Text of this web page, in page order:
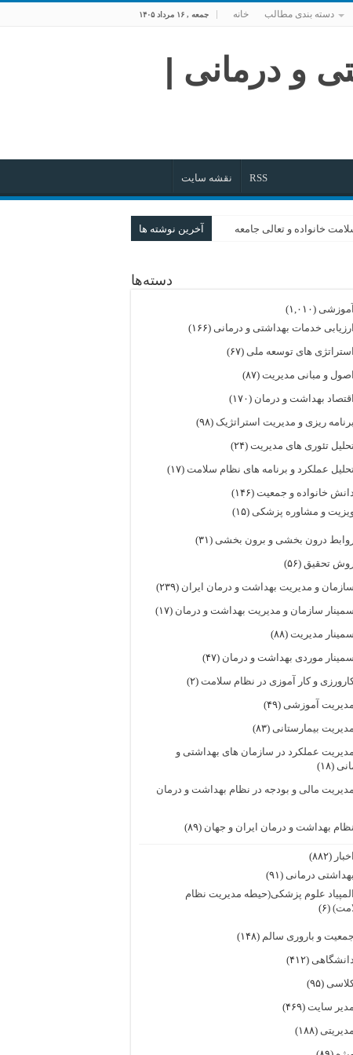
جمعه , ۱۶ مرداد ۱۴۰۵ خانه دسته بندی مطالب
نقشه سایت RSS
آخرین نوشته ها خانواده و تعالی جامعه
تا هم‌افزایی در نظام سلامت
دسته‌ها
آموزشی (۱,۰۱۰)
ارزیابی خدمات بهداشتی و درمانی (۱۶۶)
استراتژی های توسعه ملی (۶۷)
اصول و مبانی مدیریت(۸۷)
اقتصاد بهداشت و درمان (۱۷۰)
برنامه ریزی و مدیریت استراتژیک (۹۸)
تئوری های مدیریت(۲۴)
عملکرد و برنامه های نظام سلامت(۱۷)
دانش خانواده و جمعیت(۱۴۶)
و مشاوره پزشکی (۱۵)
درون بخشی و برون بخشی (۳۱)
تحقیق(۵۶)
سازمان و مدیریت بهداشت و درمان ایران (۲۳۹)
سمینار سازمان و مدیریت بهداشت و درمان (۱۷)
سمینار مدیریت(۸۸)
سمینار موردی بهداشت و درمان (۴۷)
و کار آموزی در نظام سلامت(۲)
مدیریت آموزشی (۴۹)
مدیریت بیمارستانی (۸۳)
مدیریت عملکرد در سازمان های بهداشتی و
(۱۸)
مدیریت مالی و بودجه در نظام بهداشت و درمان
نظام بهداشت و درمان ایران و جهان (۸۹)
اخبار (۸۸۲)
بهداشتی درمانی (۹۱)
المپیاد علوم پزشکی(حیطه مدیریت نظام
(۶)
جمعیت و باروری سالم (۱۴۸)
دانشگاهی (۴۱۲)
(۹۵)
مدیر سایت(۴۶۹)
مدیریتی (۱۸۸)